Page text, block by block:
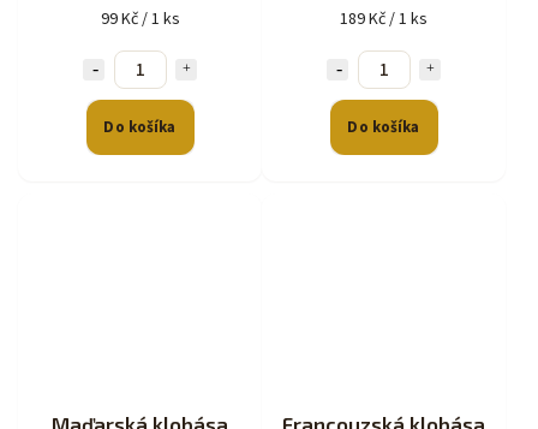
99 Kč / 1 ks
Do košíka
189 Kč / 1 ks
Do košíka